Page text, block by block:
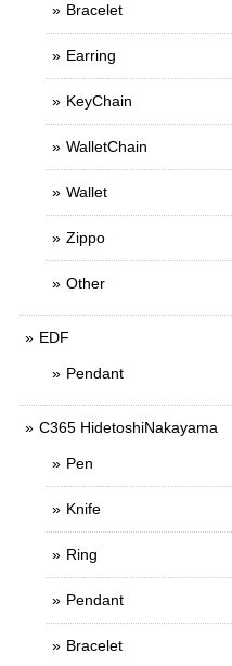
Bracelet
Earring
KeyChain
WalletChain
Wallet
Zippo
Other
EDF
Pendant
C365 HidetoshiNakayama
Pen
Knife
Ring
Pendant
Bracelet